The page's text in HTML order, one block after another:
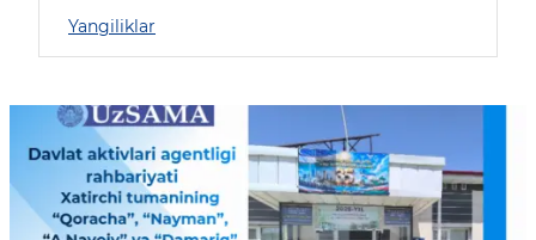
Yangiliklar